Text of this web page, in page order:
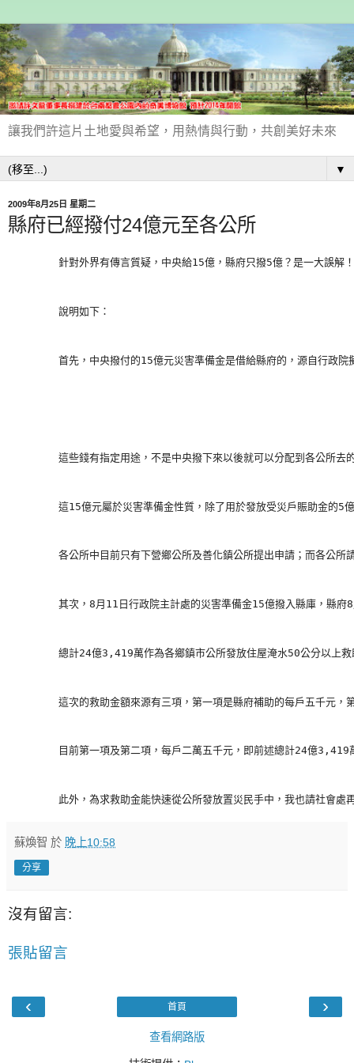
讓我們許這片土地愛與希望，用熱情與行動，共創美好未來
▼
2009年8月25日 星期二
縣府已經撥付24億元至各公所
針對外界有傳言質疑，中央給15億，縣府只撥5億？是一大誤
        說明如下：
首先，中央撥付的15億元災害準備金是借給縣府的，源自行政院
這些錢有指定用途，不是中央撥下來以後就可以分配到各公所去
這15億元屬於災害準備金性質，除了用於發放受災戶賑助金的5
各公所中目前只有下營鄉公所及善化鎮公所提出申請；而各公所
其次，8月11日行政院主計處的災害準備金15億撥入縣庫，縣
總計24億3,419萬作為各鄉鎮市公所發放住屋淹水50公分以上救
這次的救助金額來源有三項，第一項是縣府補助的每戶五千元，
目前第一項及第二項，每戶二萬五千元，即前述總計24億3,419
此外，為求救助金能快速從公所發放置災民手中，我也請社會處
蘇煥智 於 晚上10:58
分享
沒有留言:
張貼留言
‹ ›
首頁
查看網路版